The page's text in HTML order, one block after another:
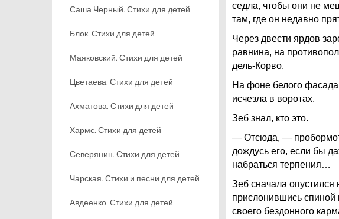
седла, чтобы они не
там, где он недавно
Через двести ярдов
равнина, на
дель-Корво.
На фоне белого фасада
исчезла в воротах.
Зеб знал, кто это.
— Отсюда, —
дождусь его, если бы
набраться терпения…
Зеб сначала опустился
прислонившись спиной
своего бездонного
Саша Черный. Стихи для детей
Блок. Стихи для детей
Маяковский. Стихи для детей
Цветаева. Стихи для детей
Ахматова. Стихи для детей
Хармс. Стихи для детей
Северянин. Стихи для детей
Чарская. Стихи и песни для детей
Авдеенко. Стихи для детей